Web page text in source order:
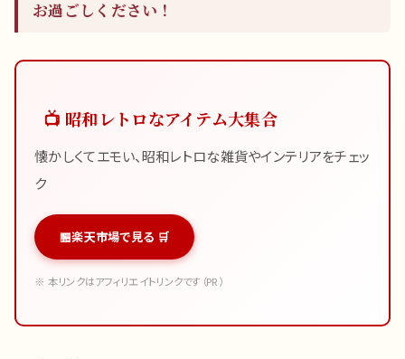
お過ごしください！
📺 昭和レトロなアイテム大集合
懐かしくてエモい、昭和レトロな雑貨やインテリアをチェッ
ク
楽天市場で見る 🛒
※ 本リンクはアフィリエイトリンクです（PR）